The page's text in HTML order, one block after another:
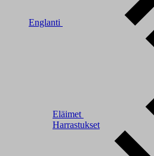
Englanti
Eläimet
Harrastukset